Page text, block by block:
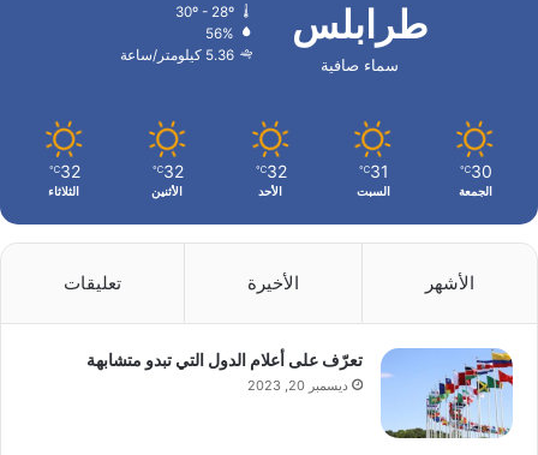
طرابلس
سماء صافية
30º - 28º
56%
5.36 كيلومتر/ساعة
30
℃
الجمعة
31
℃
السبت
32
℃
الأحد
32
℃
الأثنين
32
℃
الثلاثاء
الأشهر الأخيرة تعليقات
تعرّف على أعلام الدول التي تبدو متشابهة
ديسمبر 20, 2023